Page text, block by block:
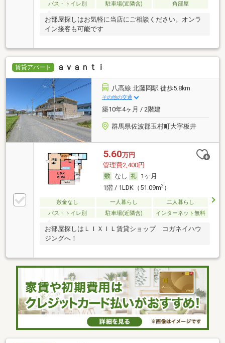
バス・トイレ別
駐車場(近隣含) 角部屋
お部屋探しはお気軽に当店にご相談ください。オンラ
イン接客も可能です
賃貸アパート ａｖａｎｔｉ
八高線 北藤岡駅 徒歩5.8km
その他の交通
築10年4ヶ月 / 2階建
群馬県佐波郡玉村町大字板井
5.60万円
管理費2,400円
なし
1ヶ月
1階 / 1LDK（51.09m2）
敷金なし 一人暮らし
二人暮らし
バス・トイレ別
駐車場(近隣含) インターネット無料
お部屋探しはＬＩＸＩＬ賃貸ショップ コガネイハウ
ジングへ！